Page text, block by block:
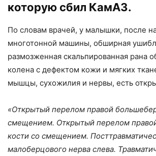
которую сбил КамАЗ.
По словам врачей, у малышки, после
многотонной машины, обширная
размозженная скальпированная рана
колена с дефектом кожи и мягких
мышцы, сухожилия и нервы, есть
«Открытый перелом правой
смещением. Открытый перелом
кости со смещением.
малоберцового нерва слева.